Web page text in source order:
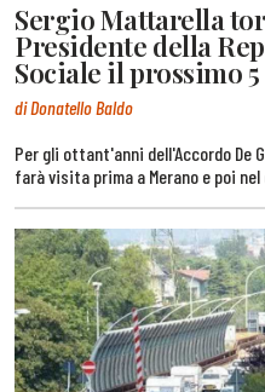
Sergio Mattarella
Presidente della
Sociale il prossimo
di Donatello Baldo
Per gli ottant'anni dell'Accordo De
farà visita prima a Merano e poi nel